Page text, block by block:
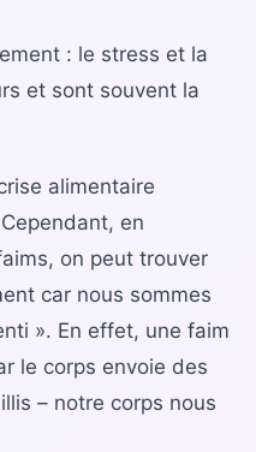
: le stress et la
et sont souvent la
alimentaire
en
on peut trouver
car nous sommes
». En effet, une faim
le corps envoie des
– notre corps nous